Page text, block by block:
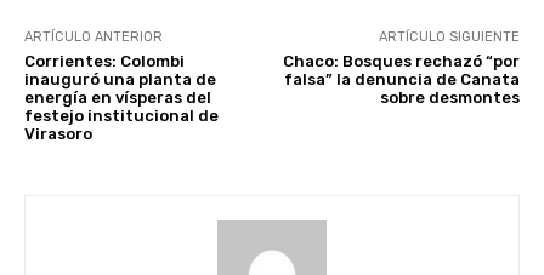
ARTÍCULO ANTERIOR
Corrientes: Colombi
inauguró una planta de
energía en vísperas del
festejo institucional de
Virasoro
ARTÍCULO SIGUIENTE
Chaco: Bosques rechazó “por
falsa” la denuncia de Canata
sobre desmontes